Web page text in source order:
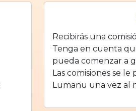
Recibirás una
Tenga en cuenta
pueda comenzar a
Las comisiones se
Lumanu una vez al